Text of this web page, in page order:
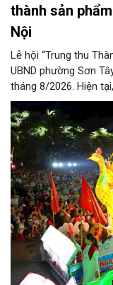
thành sản
Nội
Lễ hội “Trung thu
UBND phường Sơn
tháng 8/2026. Hiện
chính quyền phường
vị và 25 tổ dân phố
sẵn sàng mang đến
thu quy mô, đặc sắc